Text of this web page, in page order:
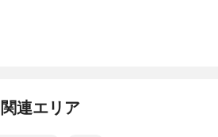
関連エリア